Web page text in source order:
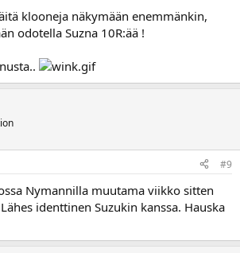
klooneja näkymään enemmänkin,
odotella Suzna 10R:ää !
#9
Nymannilla muutama viikko sitten
identtinen Suzukin kanssa. Hauska